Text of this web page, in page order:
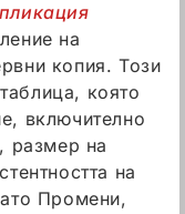
на
копия. Този
която
включително
размер на
на
Промени,